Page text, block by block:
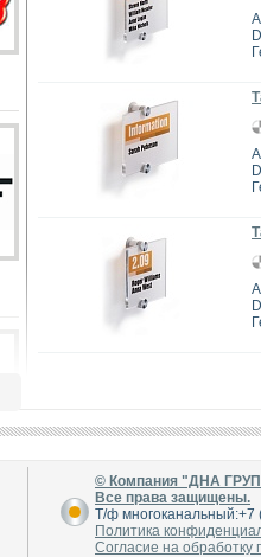
© Компания "ДНА
Все права защищены.
Т/ф
Политика
Согласие на